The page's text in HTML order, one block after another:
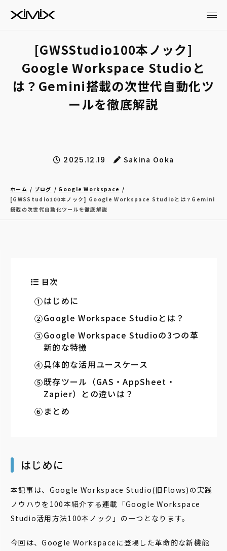
[GWSStudio100本ノック]
Google Workspace Studioと
は？Gemini搭載の次世代自動化ツ
ールを徹底解説
2025.12.19 Sakina Ooka
ホーム ブログ
Google Workspace
[GWSStudio100本ノック] Google Workspace Studioとは？Gemini
搭載の次世代自動化ツールを徹底解説
目次
はじめに
Google Workspace Studioとは？
Google Workspace Studioの3つの革
新的な特徴
具体的な活用ユースケース
既存ツール（GAS・AppSheet・
Zapier）との違いは？
まとめ
はじめに
本記事は、Google Workspace Studio(旧Flows)の実践
ノウハウを100本紹介する連載「Google Workspace
Studio活用方法100本ノック」の一つとなります。
今回は、Google Workspaceに登場した革命的な新機能